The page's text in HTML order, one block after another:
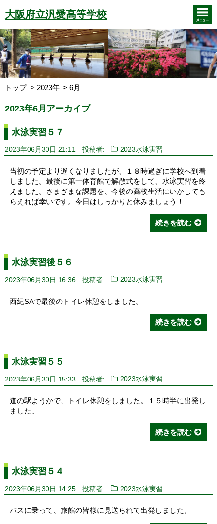
大阪府立汎愛高等学校
トップ 2023年 6月
2023年6月アーカイブ
水泳実習５７
2023年06月30日 21:11 投稿者: 2023水泳実習
当初の予定より遅くなりましたが、１８時過ぎに学校へ到着
しました。最後に第一体育館で解散式をして、水泳実習を終
えました。さまざまな課題を、今後の高校生活にいかしても
らえれば幸いです。今日はしっかりと休みましょう！
続きを読む
水泳実習後５６
2023年06月30日 16:36 投稿者: 2023水泳実習
西紀SAで最後のトイレ休憩をしました。
続きを読む
水泳実習５５
2023年06月30日 15:33 投稿者: 2023水泳実習
道の駅ようかで、トイレ休憩をしました。１５時半に出発し
ました。
続きを読む
水泳実習５４
2023年06月30日 14:25 投稿者: 2023水泳実習
バスに乗って、旅館の皆様に見送られて出発しました。